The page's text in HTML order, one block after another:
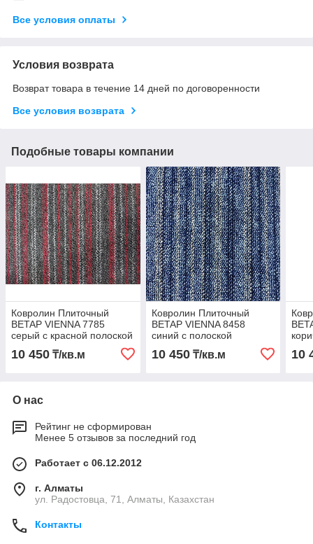
Все условия оплаты
Условия возврата
Возврат товара в течение 14 дней по договоренности
Все условия возврата
Подобные товары компании
Ковролин Плиточный
BETAP VIENNA 7785
серый с красной полоской
10 450 ₸/кв.м
Ковролин Плиточный
BETAP VIENNA 8458
синий с полоской
10 450₸/кв.м 10
О нас
Рейтинг не сформирован
Менее 5 отзывов за последний год
Работает с 06.12.2012
г. Алматы
ул. Радостовца, 71, Алматы, Казахстан
Контакты